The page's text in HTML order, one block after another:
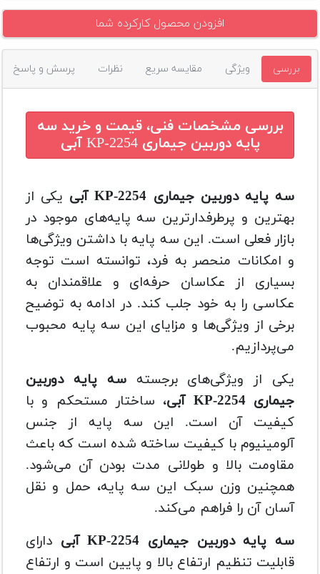
افزودن محصول کارکرده شما
بررسی ویژگی مقایسه سریع نظرات پرسش و پاسخ
بررسی مشخصات فنی، قیمت و خریدسه
پایه دوربین جیماری KP-2254 آبی
سه پایه دوربین جیماری KP-2254 آبی
یکی از
بهترین و پرطرفدارترین سه پایه‌های موجود در
بازار فعلی است. این سه پایه با داشتن ویژگی‌ها
و امکانات منحصر به فرد، توانسته است توجه
بسیاری از عکاسان حرفه‌ای و علاقمندان به
عکاسی را به خود جلب کند. در ادامه به توضیح
برخی از ویژگی‌ها و مزایای این سه پایه محبوب
می‌پردازیم.
یکی از ویژگی‌های برجستهسه پایه دوربین
جیماری KP-2254 آبی
، ساختار مستحکم و با
کیفیت آن است. این سه پایه از جنس
آلومینیوم با کیفیت ساخته شده است که باعث
مقاومت بالا و طولانی مدت بودن آن می‌شود.
همچنین وزن سبک این سه پایه، حمل و نقل
آسان آن را فراهم می‌کند.
سه پایه دوربین جیماری KP-2254 آبی
دارای
قابلیت تنظیم ارتفاع بالا و پایین است و ارتفاع